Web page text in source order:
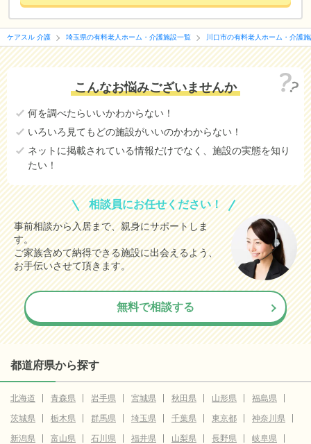
ケアスル 介護 埼玉県の有料老人ホーム・介護施設一覧 川口市の有料老人ホーム・介護
こんなお悩みございませんか
何を調べたらいいかわからない！
いろいろ見てもどの施設がいいのかわからない！
ネットに掲載されている情報だけでなく、施設の実態を知り
たい！
相談員にお任せください！
事前相談から入居まで、親身にサポートしま
す。
ご家族含めて納得できる施設に出会えるよう、
お手伝いさせて頂きます。
無料で相談する
都道府県から探す
北海道 青森県 岩手県 宮城県 秋田県 山形県
福島県
茨城県
栃木県 群馬県 埼玉県 千葉県 東京都
神奈川県
新潟県
富山県 石川県 福井県 山梨県 長野県
岐阜県